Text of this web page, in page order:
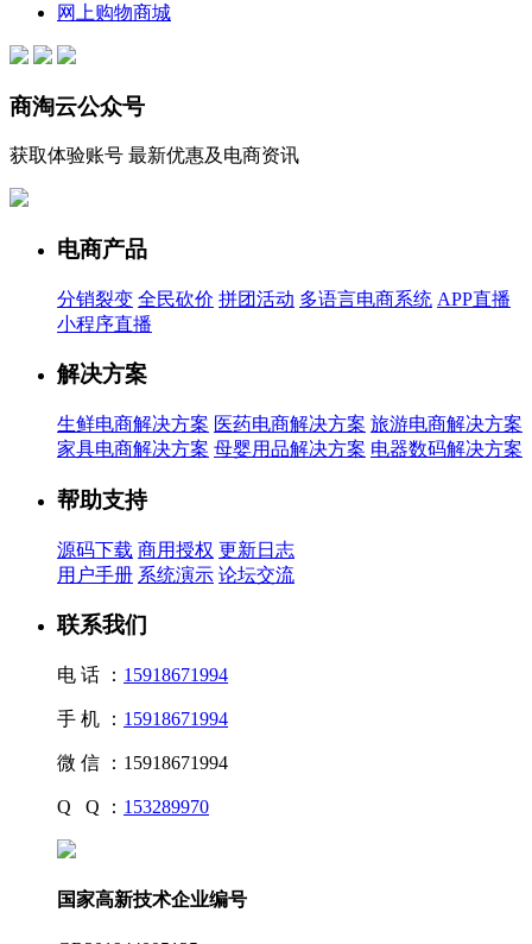
网上购物商城
商淘云公众号
获取体验账号 最新优惠及电商资讯
电商产品
分销裂变 全民砍价 拼团活动 多语言电商系统 APP直播
小程序直播
解决方案
生鲜电商解决方案 医药电商解决方案 旅游电商解决方案
家具电商解决方案 母婴用品解决方案 电器数码解决方案
帮助支持
源码下载 商用授权 更新日志
用户手册 系统演示 论坛交流
联系我们
电 话 ： 15918671994
手 机 ： 15918671994
微 信 ： 15918671994
Q Q ： 153289970
国家高新技术企业编号